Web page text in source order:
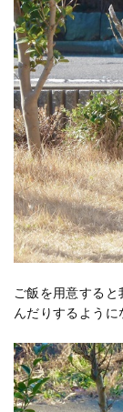
ご飯を用意する
んだりするように